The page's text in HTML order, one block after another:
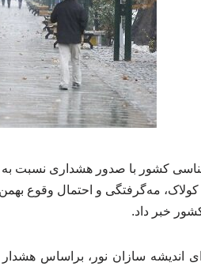
کشور با صدور هشداری نسبت به
کولاک، مه‌گرفتگی و احتمال وقوع
خبر داد.
اندیشه سازان نور، براساس